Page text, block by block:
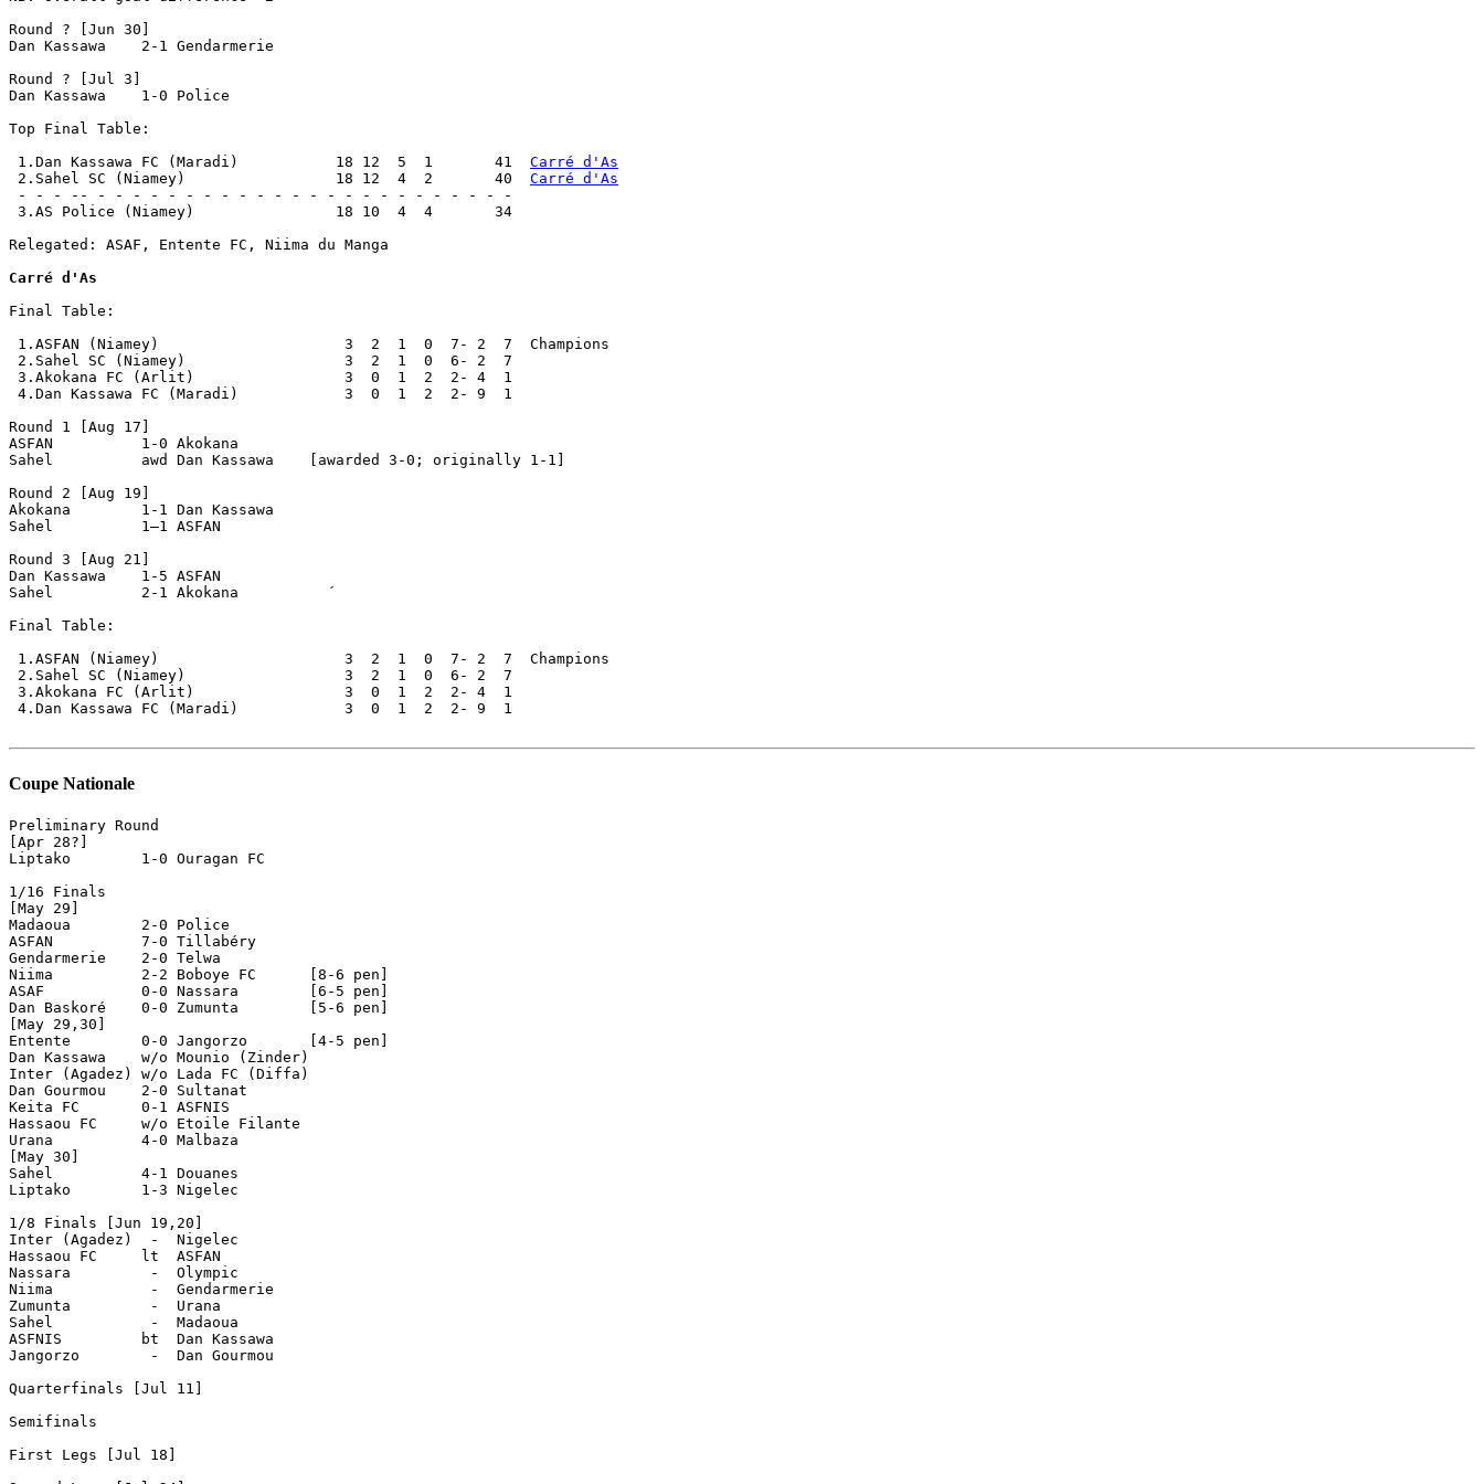
Round ? [Jun 30]
Dan Kassawa    2-1 Gendarmerie
Round ? [Jul 3]
Dan Kassawa    1-0 Police
Top Final Table:
1.Dan Kassawa FC (Maradi)           18 12  5  1       41 Carré d'As
2.Sahel SC (Niamey)                 18 12  4  2       40 Carré d'As
- - - -- - - - - - - - - - - - - - - - - - - - - - - - -
3.AS Police (Niamey)                18 10  4  4       34
Relegated: ASAF, Entente FC, Niima du Manga
Carré d'As
Final Table:
1.ASFAN (Niamey)                     3  2  1  0  7- 2  7  Champions
2.Sahel SC (Niamey)                  3  2  1  0  6- 2  7
3.Akokana FC (Arlit)                 3  0  1  2  2- 4  1
4.Dan Kassawa FC (Maradi)            3  0  1  2  2- 9  1
Round 1 [Aug 17]
ASFAN          1-0 Akokana
Sahel          awd Dan Kassawa    [awarded 3-0; originally 1-1]
Round 2 [Aug 19]
Akokana        1-1 Dan Kassawa
Sahel          1–1 ASFAN
Round 3 [Aug 21]
Dan Kassawa    1-5 ASFAN
Sahel          2-1 Akokana          ´
Final Table:
1.ASFAN (Niamey)                     3  2  1  0  7- 2  7  Champions
2.Sahel SC (Niamey)                  3  2  1  0  6- 2  7
3.Akokana FC (Arlit)                 3  0  1  2  2- 4  1
4.Dan Kassawa FC (Maradi)            3  0  1  2  2- 9  1
Coupe Nationale
Preliminary Round
[Apr 28?]
Liptako        1-0 Ouragan FC
1/16 Finals
[May 29]
Madaoua        2-0 Police
ASFAN          7-0 Tillabéry
Gendarmerie    2-0 Telwa
Niima          2-2 Boboye FC      [8-6 pen]
ASAF           0-0 Nassara        [6-5 pen]
Dan Baskoré    0-0 Zumunta        [5-6 pen]
[May 29,30]
Entente        0-0 Jangorzo       [4-5 pen]
Dan Kassawa    w/o Mounio (Zinder)
Inter (Agadez) w/o Lada FC (Diffa)
Dan Gourmou    2-0 Sultanat
Keita FC       0-1 ASFNIS
Hassaou FC     w/o Etoile Filante
Urana          4-0 Malbaza
[May 30]
Sahel          4-1 Douanes
Liptako        1-3 Nigelec
1/8 Finals [Jun 19,20]
Inter (Agadez)  -  Nigelec
Hassaou FC     lt  ASFAN
Nassara         -  Olympic
Niima           -  Gendarmerie
Zumunta         -  Urana
Sahel           -  Madaoua
ASFNIS         bt  Dan Kassawa
Jangorzo        -  Dan Gourmou
Quarterfinals [Jul 11]
Semifinals
First Legs [Jul 18]